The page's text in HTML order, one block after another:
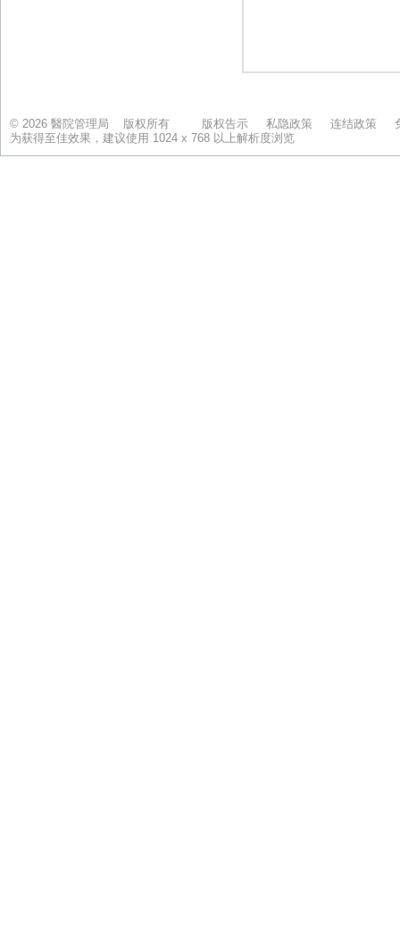
© 2026 醫院管理局 版权所有 版权告示 私隐政策 连结政策
为获得至佳效果，建议使用 1024 x 768 以上解析度浏览